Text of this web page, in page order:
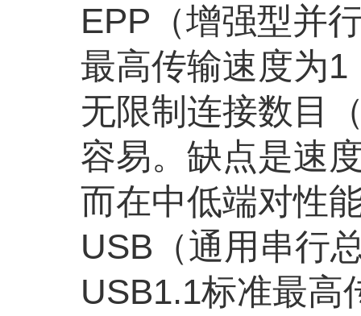
EPP（增强型并
最高传输速度为
无限制连接数目
容易。缺点是速
而在中低端对性
USB（通用串行
USB1.1标准最高